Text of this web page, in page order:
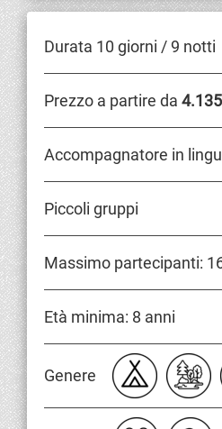
Durata 10 giorni / 9 notti
Prezzo a partire da
Accompagnatore in
Piccoli gruppi
Massimo partecipanti:
Età minima: 8 anni
Genere